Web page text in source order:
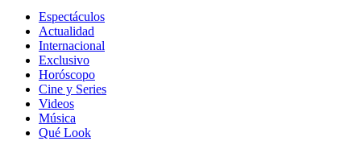
Espectáculos
Actualidad
Internacional
Exclusivo
Horóscopo
Cine y Series
Videos
Música
Qué Look